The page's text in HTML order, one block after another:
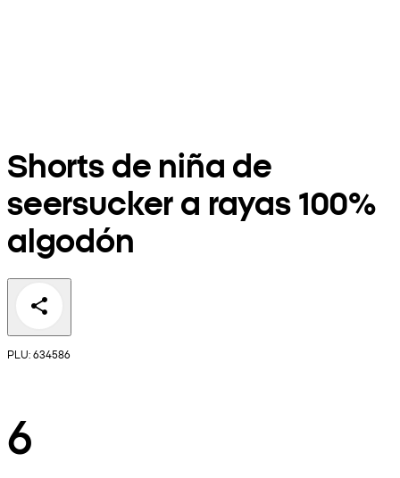
Shorts de niña de
seersucker a rayas 100%
algodón
PLU: 634586
6